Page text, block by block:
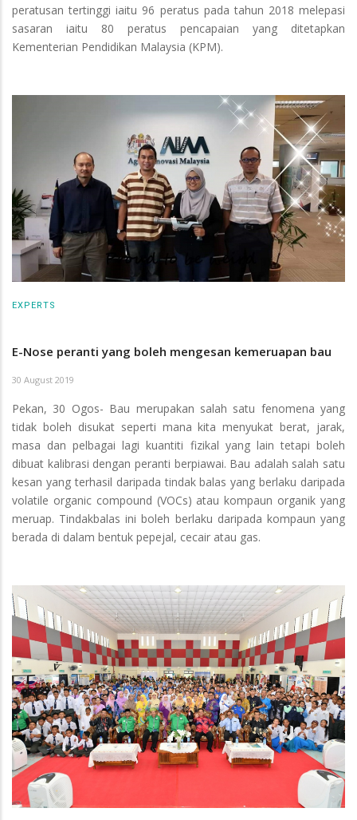
peratusan tertinggi iaitu 96 peratus pada tahun 2018 melepasi
sasaran iaitu 80 peratus pencapaian yang ditetapkan
Kementerian Pendidikan Malaysia (KPM).
EXPERTS
E-Nose peranti yang boleh mengesan kemeruapan bau
30 August 2019
Pekan, 30 Ogos- Bau merupakan salah satu fenomena yang
tidak boleh disukat seperti mana kita menyukat berat, jarak,
masa dan pelbagai lagi kuantiti fizikal yang lain tetapi boleh
dibuat kalibrasi dengan peranti berpiawai. Bau adalah salah satu
kesan yang terhasil daripada tindak balas yang berlaku daripada
volatile organic compound (VOCs) atau kompaun organik yang
meruap. Tindakbalas ini boleh berlaku daripada kompaun yang
berada di dalam bentuk pepejal, cecair atau gas.